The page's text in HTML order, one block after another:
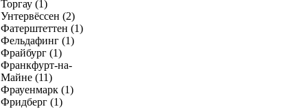
Торгау (1)
Унтервёссен (2)
Фатерштеттен (1)
Фельдафинг (1)
Фрайбург (1)
Франкфурт-на-
Майне (11)
Фрауенмарк (1)
Фридберг (1)